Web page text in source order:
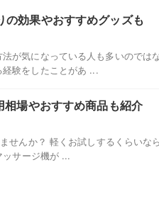
の効果やおすすめグッズも
が気になっている人も多いのでは
験をしたことがあ ...
場やおすすめ商品も紹介
せんか？ 軽くお試しするくらいな
ッサージ機が ...